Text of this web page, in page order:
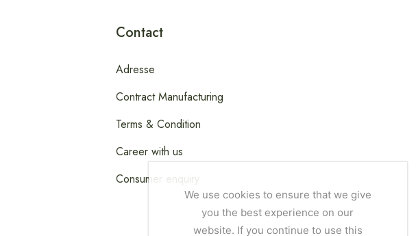
Contact
Adresse
Contract Manufacturing
Terms & Condition
Career with us
Consumer enquiry
We use cookies to ensure that we give
you the best experience on our
website. If you continue to use this